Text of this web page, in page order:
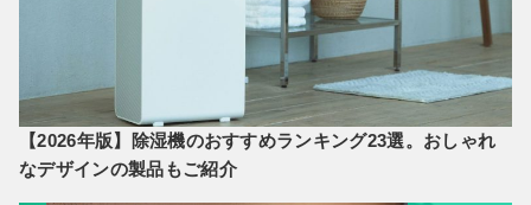
【2026年版】除湿機のおすすめランキング23選。おしゃれ
なデザインの製品もご紹介